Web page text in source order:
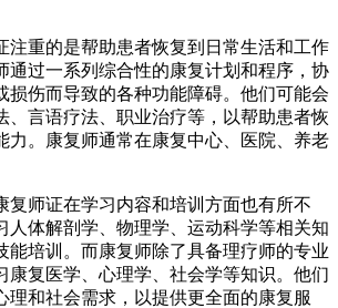
注重的是帮助患者恢复到日常生活和工作
通过一系列综合性的康复计划和程序，协
损伤而导致的各种功能障碍。他们可能会
、言语疗法、职业治疗等，以帮助患者恢
力。康复师通常在康复中心、医院、养老
复师证在学习内容和培训方面也有所不
人体解剖学、物理学、运动科学等相关知
能培训。而康复师除了具备理疗师的专业
康复医学、心理学、社会学等知识。他们
理和社会需求，以提供更全面的康复服